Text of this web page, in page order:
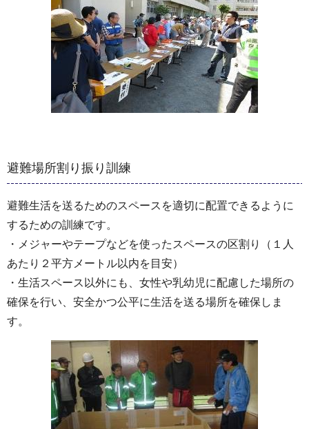
避難場所割り振り訓練
避難生活を送るためのスペースを適切に配置できるように
するための訓練です。
・メジャーやテープなどを使ったスペースの区割り（１人
あたり２平方メートル以内を目安）
・生活スペース以外にも、女性や乳幼児に配慮した場所の
確保を行い、安全かつ公平に生活を送る場所を確保しま
す。